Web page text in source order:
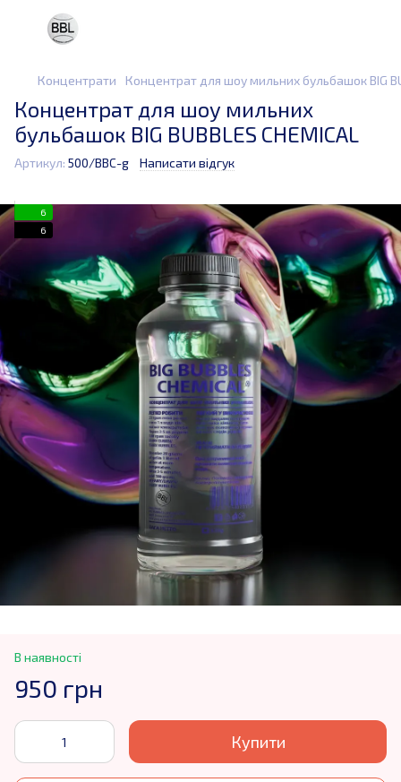
Концентрати Концентрат для шоу мильних бульбашок BIG
Концентрат для шоу мильних
бульбашок BIG BUBBLES CHEMICAL
Артикул: 500/BBC-g Написати відгук
6
6
В наявності
950 грн
Купити